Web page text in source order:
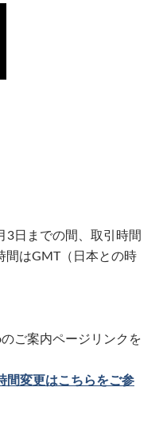
3日までの間、取引時間
間はGMT（日本との時
ご案内ページリンクを
間変更はこちらをご参